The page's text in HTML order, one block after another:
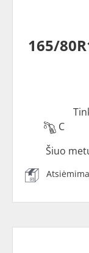
165/
C
Šiuo